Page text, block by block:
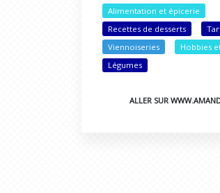
Alimentation et épicerie
Recettes de desserts
Viennoiseries
Hobbies
Légumes
ALLER SUR